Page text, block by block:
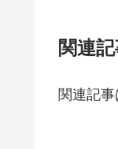
関連
関連記事